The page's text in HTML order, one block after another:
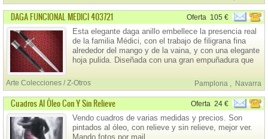
DAGA FUNCIONAL MEDICI 403721 Oferta 105 €
Esta elegante daga anillo embellece la presencia real
de la familia Médici, con el trabajo de filigrana fina
alrededor del mango y de la vaina, y con una elegante
hoja pulida. Diseñada con una gran empuñadura que
forrado con suave cuero negro, que hacen de esta
daga una obra de arte.
Arte Colecciones / Z-Otros Pamplona , Navarra
Cuadros Al Óleo Con Y Sin Relieve Oferta 24 €
Vendo cuadros de varias medidas y precios. Son
pintados al óleo, con relieve y sin relieve, mejor ver.
Mando fotos por mail.